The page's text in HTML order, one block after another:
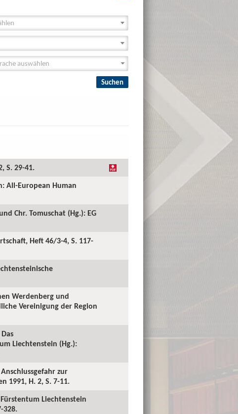
S. 29-41.
All-European Human
Chr. Tomuschat (Hg.): EG
Heft 46/3-4, S. 117-
Werdenberg und
Vereinigung der Region
Liechtenstein (Hg.):
zur
1991, H. 2, S. 7-11.
Liechtenstein
328.